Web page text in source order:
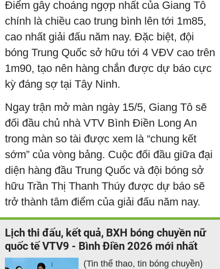
Điểm gây choáng ngợp nhất của Giang Tô
chính là chiều cao trung bình lên tới 1m85,
cao nhất giải đấu năm nay. Đặc biệt, đội
bóng Trung Quốc sở hữu tới 4 VĐV cao trên
1m90, tạo nên hàng chắn được dự báo cực
kỳ đáng sợ tại Tây Ninh.
Ngay trận mở màn ngày 15/5, Giang Tô sẽ
đối đầu chủ nhà VTV Bình Điền Long An
trong màn so tài được xem là “chung kết
sớm” của vòng bảng. Cuộc đối đầu giữa đại
diện hàng đầu Trung Quốc và đội bóng sở
hữu Trần Thị Thanh Thúy được dự báo sẽ
trở thành tâm điểm của giải đấu năm nay.
Lịch thi đấu, kết quả, BXH bóng chuyền nữ
quốc tế VTV9 - Bình Điền 2026 mới nhất
(Tin thể thao, tin bóng chuyền)